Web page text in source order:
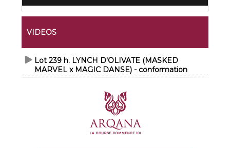
VIDEOS
Lot 239 h. LYNCH D'OLIVATE (MASKED
MARVEL x MAGIC DANSE) - conformation